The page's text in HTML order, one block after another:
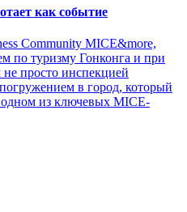
как событие
Community MICE&more,
по туризму Гонконга и при
просто инспекцией
в город, который
одном из ключевых MICE-